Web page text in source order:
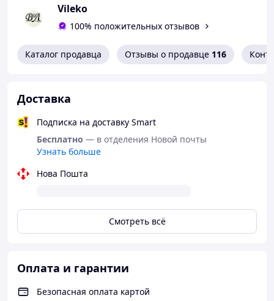
Vileko
100% положительных отзывов
Каталог продавца Отзывы о продавце 116
Доставка
Подписка на доставку Smart
Бесплатно — в отделения Новой почты
Узнать больше
Нова Пошта
Смотреть всё
Оплата и гарантии
Безопасная оплата картой